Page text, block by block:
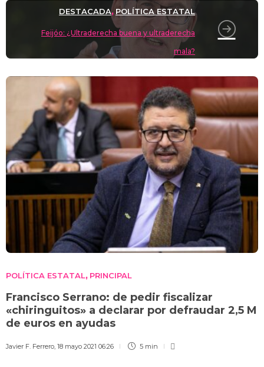
DESTACADA, POLÍTICA ESTATAL
Feijóo: ¿Ultraderecha buena y ultraderecha
mala?
POLÍTICA ESTATAL, PRINCIPAL
Francisco Serrano: de pedir fiscalizar
«chiringuitos» a declarar por defraudar 2,5 M
de euros en ayudas
Javier F. Ferrero, 18 mayo 2021 06:26 5 min